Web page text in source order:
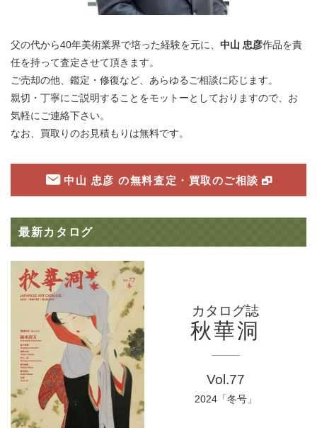
父の代から40年美術業界で培った経験を元に、 中山 忠彦作品を責
任を持って査定させて頂きます。
ご売却の他、鑑定・修復など、あらゆるご相談に応じます。
親切・丁寧にご説明することをモットーとしておりますので、お
気軽にご連絡下さい。
なお、買取りのお見積もりは無料です。
中山 忠彦 の無料査定・買取のご相談
最新カタログ
カタログ誌
秋華洞
Vol.77
2024「冬号」